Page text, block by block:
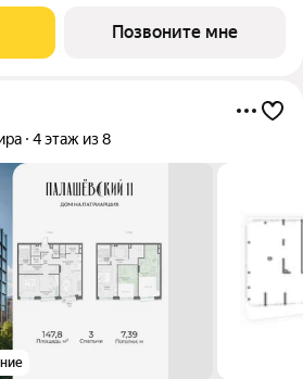
спокойствия. Продуманная
2
Позвоните мне
4 этаж из 8